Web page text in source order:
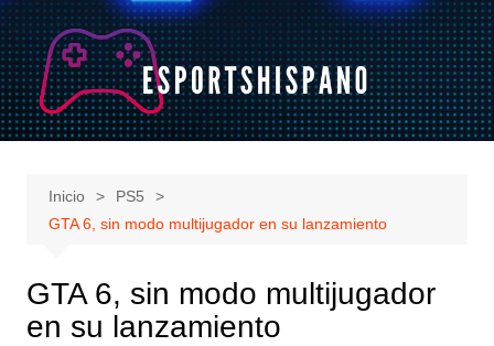
Saltar
al
contenido
Inicio
PS5
GTA 6, sin modo multijugador en su lanzamiento
GTA 6, sin modo multijugador
en su lanzamiento